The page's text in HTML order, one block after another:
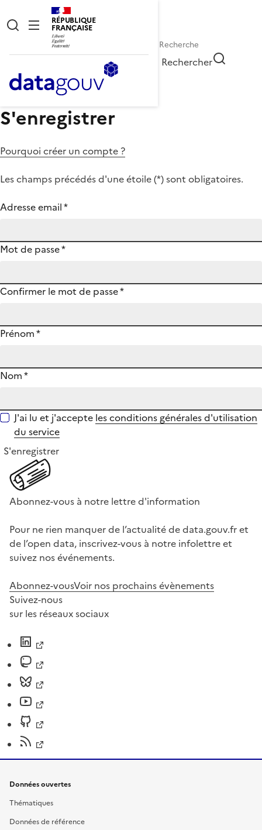
RÉPUBLIQUE
FRANÇAISE
Rechercher
S'enregistrer
Pourquoi créer un compte ?
Les champs précédés d'une étoile (*) sont obligatoires.
Adresse email*
Mot de passe*
Confirmer le mot de passe*
Prénom*
Nom*
J'ai lu et j'accepte les conditions générales d'utilisation
du service
S'enregistrer
Abonnez-vous à notre lettre d'information
Pour ne rien manquer de l’actualité de data.gouv.fr et
de l’open data, inscrivez-vous à notre infolettre et
suivez nos événements.
Abonnez-vousVoir nos prochains évènements
Suivez-nous
sur les réseaux sociaux
Données ouvertes
Thématiques
Données de référence